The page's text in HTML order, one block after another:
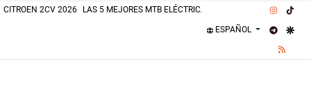
CITROEN 2CV 2026 LAS 5 MEJORES MTB ELÉCTRICAS 2026 PLAJAS PERROS
ESPAÑOL
RSS